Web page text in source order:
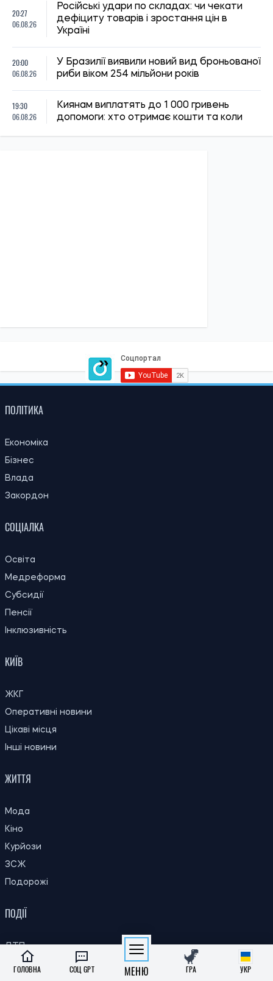
20:27
06.08.26
Російські удари по складах: чи чекати
дефіциту товарів і зростання цін в
Україні
20:00
06.08.26
У Бразилії виявили новий вид броньованої
риби віком 254 мільйони років
19:30
06.08.26
Киянам виплатять до 1 000 гривень
допомоги: хто отримає кошти та коли
Влада
Освіта
Медреформа
Інклюзивність
Оперативні новини
Кіно
Подорожі
ДТП
ГОЛОВНА СОЦ GPT МЕНЮ ГРА УКР